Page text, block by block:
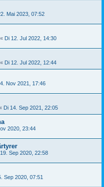
Mai 2023, 07:52
Di 12. Jul 2022, 14:30
Di 12. Jul 2022, 12:44
Nov 2021, 17:46
Di 14. Sep 2021, 22:05
2020, 23:44
Sep 2020, 22:58
Sep 2020, 07:51